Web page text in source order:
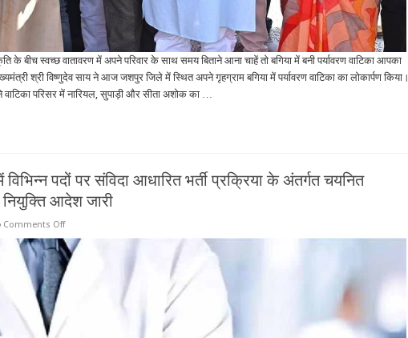
के बीच स्वच्छ वातावरण में अपने परिवार के साथ समय बिताने आना चाहें तो बगिया में बनी पर्यावरण वाटिका आपका
श्री विष्णुदेव साय ने आज जशपुर जिले में स्थित अपने गृहग्राम बगिया में पर्यावरण वाटिका का लोकार्पण किया।
वाटिका परिसर में नारियल, सुपाड़ी और सीता अशोक का …
पदों पर संविदा आधारित भर्ती प्रक्रिया के अंतर्गत चयनित
नियुक्ति आदेश जारी
Comments Offon
जिले
में
विभिन्न
पदों